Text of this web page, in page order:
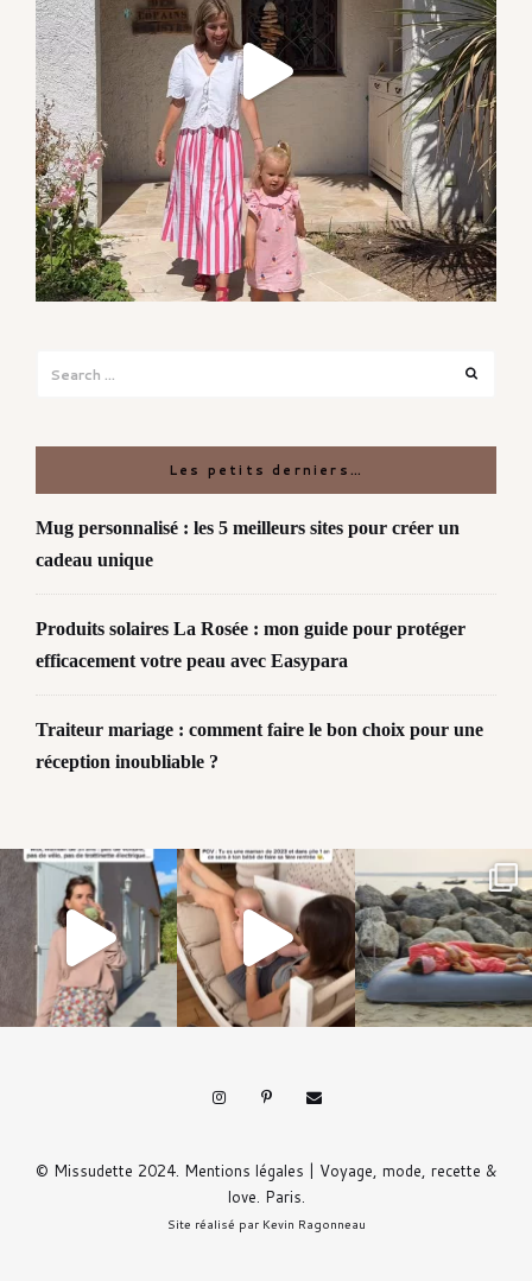
Les petits derniers…
Mug personnalisé : les 5 meilleurs sites pour créer un
cadeau unique
Produits solaires La Rosée : mon guide pour protéger
efficacement votre peau avec Easypara
Traiteur mariage : comment faire le bon choix pour une
réception inoubliable ?
© Missudette 2024. Mentions légales | Voyage, mode, recette &
love. Paris.
Site réalisé par Kevin Ragonneau